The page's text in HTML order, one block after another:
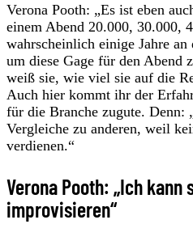
Verona Pooth: „Es ist eben
einem Abend 20.000, 30.000,
wahrscheinlich einige Jahre
um diese Gage für den Abend
weiß sie, wie viel sie auf die
Auch hier kommt ihr der
für die Branche zugute. Denn:
Vergleiche zu anderen, weil
verdienen.“
Verona Pooth: „Ich kann
improvisieren“